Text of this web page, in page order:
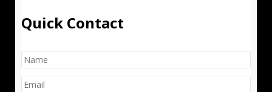
Quick Contact